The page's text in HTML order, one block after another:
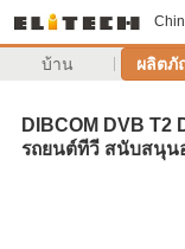
บ้าน ผลิต
DIBCOM DVB T2
รถยนต์ทีวี สนับสนุน